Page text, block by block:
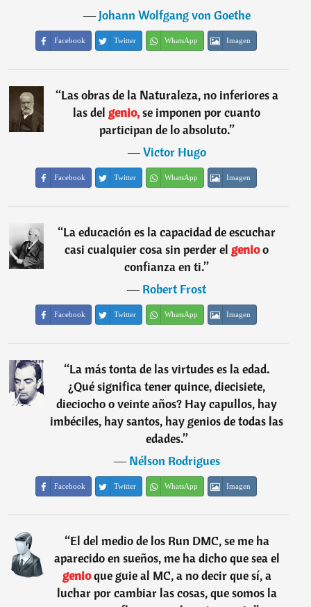
―Johann Wolfgang von Goethe
Facebook Twitter WhatsApp Imagen
“Las obras de la Naturaleza, no inferiores a
las del genio,se imponen por cuanto
participan de lo absoluto.”
―Victor Hugo
Facebook Twitter WhatsApp Imagen
“La educación es la capacidad de escuchar
casi cualquier cosa sin perder el genioo
confianza en ti.”
―Robert Frost
Facebook Twitter WhatsApp Imagen
“La más tonta de las virtudes es la edad.
¿Qué significa tener quince, diecisiete,
dieciocho o veinte años? Hay capullos, hay
imbéciles, hay santos, hay genios de todas las
edades.”
―Nélson Rodrigues
Facebook Twitter WhatsApp Imagen
“El del medio de los Run DMC, se me ha
aparecido en sueños, me ha dicho que sea el
genioque guie al MC, a no decir que sí, a
luchar por cambiar las cosas, que somos la